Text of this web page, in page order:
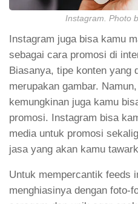
Instagram. Photo
Instagram juga bisa kamu
sebagai cara promosi di
Biasanya, tipe konten yang
merupakan gambar.
kemungkinan juga kamu
promosi. Instagram bisa
media untuk promosi
jasa yang akan kamu
Untuk mempercantik feeds
menghiasinya dengan foto-